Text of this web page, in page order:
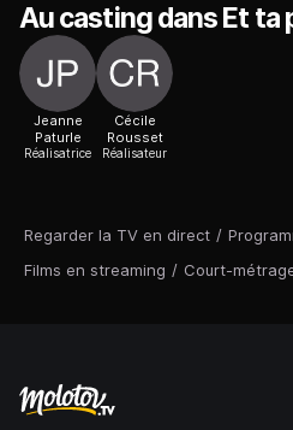
Regarder la TV en direct /
Films en streaming / Court-
Au casting dans Et ta
Jeanne
Paturle
Réalisatrice
Cécile
Rousset
Réalisateur